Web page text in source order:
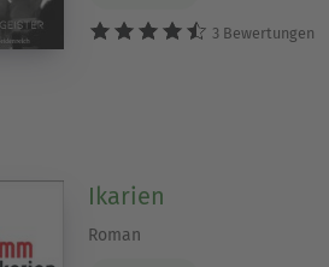
3 Bewertungen
Ikarien
Roman